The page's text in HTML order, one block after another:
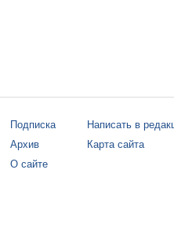
Подписка
Архив
О сайте
Написать в
Карта сайта